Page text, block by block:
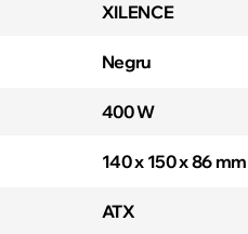
XILENCE
Negru
400 W
140 x 150 x 86 mm
ATX